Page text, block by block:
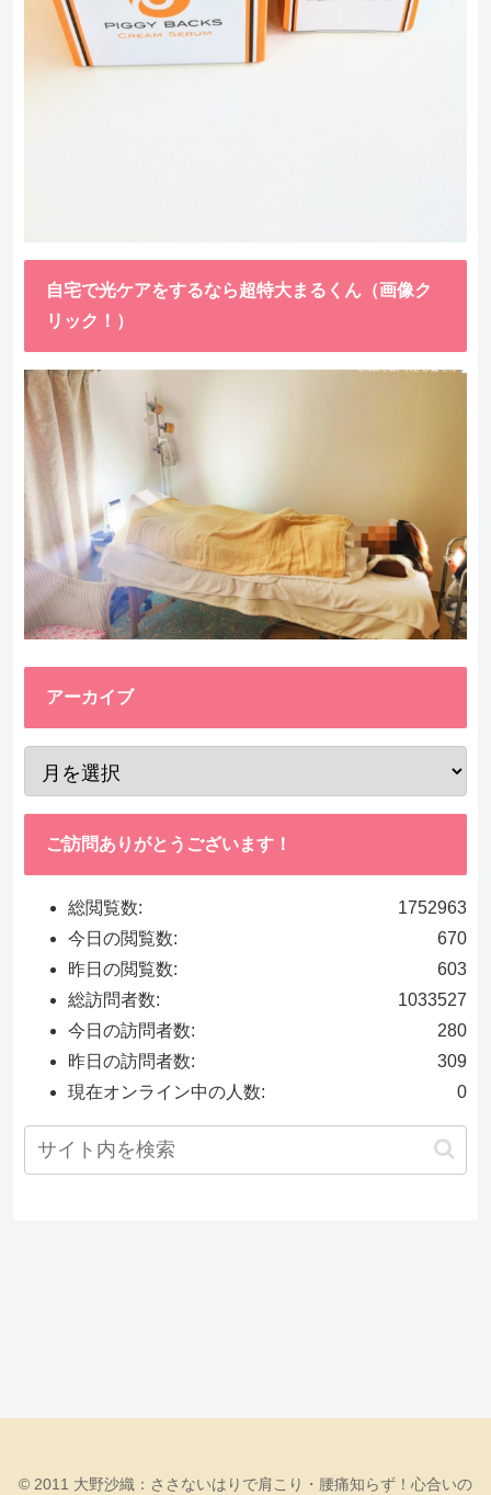
自宅で光ケアをするなら超特大まるくん（画像ク
リック！）
アーカイブ
ご訪問ありがとうございます！
1752963
総閲覧数:
670
今日の閲覧数:
603
昨日の閲覧数:
1033527
総訪問者数:
280
今日の訪問者数:
309
昨日の訪問者数:
0
現在オンライン中の人数:
© 2011 大野沙織：ささないはりで肩こり・腰痛知らず！心合いの